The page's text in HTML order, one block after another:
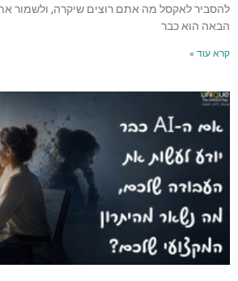
להסביר לאקסל מה אתם רוצים שיקרה, ולשמור
הבאה הוא כבר
קרא עוד »